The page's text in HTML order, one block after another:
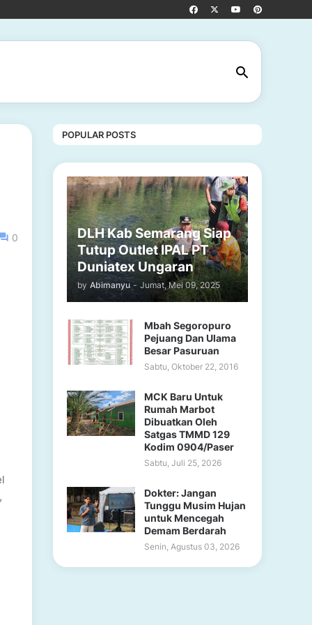
0
POPULAR POSTS
DLH Kab Semarang Siap
Tutup Outlet IPAL PT
Duniatex Ungaran
by Abimanyu - Jumat, Mei 09, 2025
Mbah Segoropuro
Pejuang Dan Ulama
Besar Pasuruan
Sabtu, Oktober 22, 2016
MCK Baru Untuk
Rumah Marbot
Dibuatkan Oleh
Satgas TMMD 129
Kodim 0904/Paser
Sabtu, Juli 25, 2026
Dokter: Jangan
Tunggu Musim Hujan
untuk Mencegah
Demam Berdarah
Senin, Agustus 03, 2026